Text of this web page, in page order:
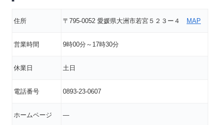
住所 〒795-0052 愛媛県大洲市若宮５２３ー４ MAP
営業時間 9時00分～17時30分
休業日 土日
電話番号 0893-23-0607
ホームページ ―